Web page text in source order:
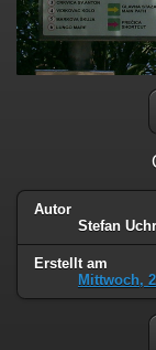
Autor
Stefan
Erstellt am
Mittwoch,